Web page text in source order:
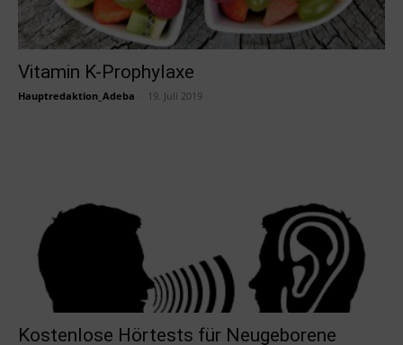
Vitamin K-Prophylaxe
Hauptredaktion_Adeba 19. Juli 2019
Kostenlose Hörtests für Neugeborene